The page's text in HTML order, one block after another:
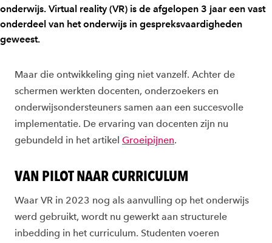
onderwijs. Virtual reality (VR) is de afgelopen 3 jaar een vast
onderdeel van het onderwijs in gespreksvaardigheden
geweest.
Maar die ontwikkeling ging niet vanzelf. Achter de
schermen werkten docenten, onderzoekers en
onderwijsondersteuners samen aan een succesvolle
implementatie. De ervaring van docenten zijn nu
gebundeld in het artikel Groeipijnen.
VAN PILOT NAAR CURRICULUM
Waar VR in 2023 nog als aanvulling op het onderwijs
werd gebruikt, wordt nu gewerkt aan structurele
inbedding in het curriculum. Studenten voeren